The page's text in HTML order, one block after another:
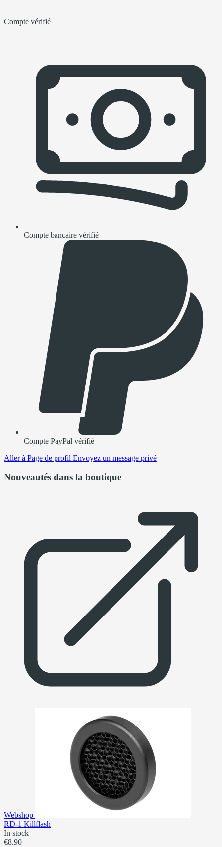
Compte vérifié
Compte bancaire vérifié
Compte PayPal vérifié
Aller à Page de profil Envoyez un message privé
Nouveautés dans la boutique
Webshop
RD-1 Killflash
In stock
€8.90